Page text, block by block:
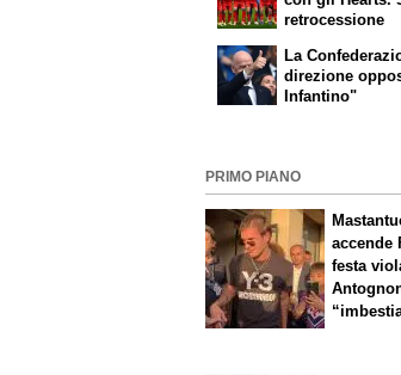
retrocessione
La
direzione
Infantino"
PRIMO PIANO
accende
festa